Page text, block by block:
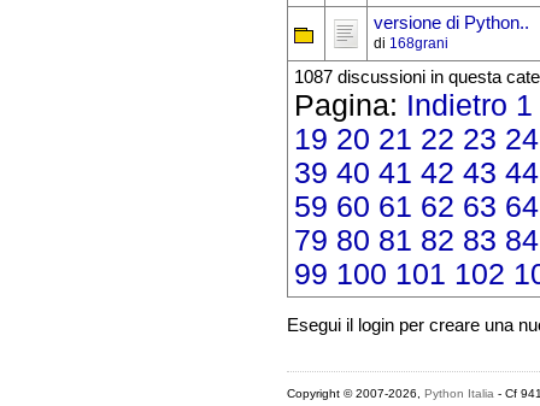
versione di Python..
di 168grani
1087 discussioni in questa
Pagina: Indietro 1
19 20 21 22 23 24
39 40 41 42 43 44
59 60 61 62 63 64
79 80 81 82 83 84
99 100 101 102
Esegui il login per creare una
Copyright © 2007-2026, Python Italia - Cf